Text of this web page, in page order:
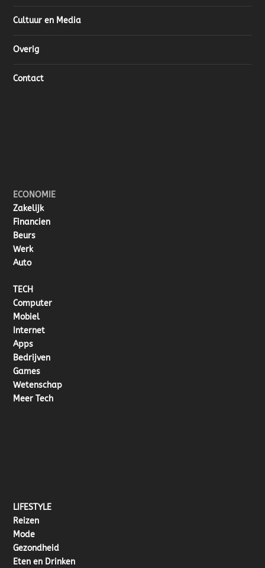
Cultuur en Media
Overig
Contact
ECONOMIE
Zakelijk
Financien
Beurs
Werk
Auto
TECH
Computer
Mobiel
Internet
Apps
Bedrijven
Games
Wetenschap
Meer Tech
LIFESTYLE
Reizen
Mode
Gezondheid
Eten en Drinken